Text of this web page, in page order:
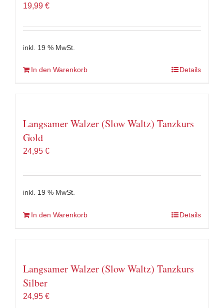
19,99 €
inkl. 19 % MwSt.
In den Warenkorb Details
Langsamer Walzer (Slow Waltz) Tanzkurs
Gold
24,95 €
inkl. 19 % MwSt.
In den Warenkorb Details
Langsamer Walzer (Slow Waltz) Tanzkurs
Silber
24,95 €